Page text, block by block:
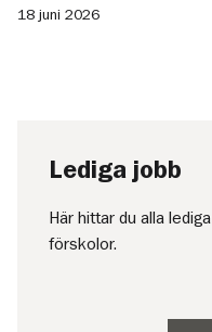
18 juni 2026
Lediga jobb
Här hittar du alla
förskolor.